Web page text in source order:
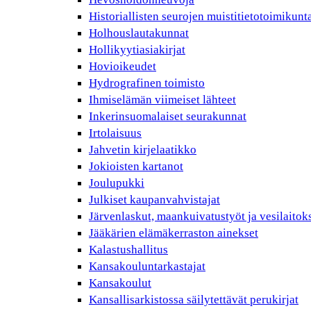
Historiallisten seurojen
Holhouslautakunnat
Hollikyytiasiakirjat
Hovioikeudet
Hydrografinen toimisto
Ihmiselämän viimeiset lähteet
Inkerinsuomalaiset seurakunnat
Irtolaisuus
Jahvetin kirjelaatikko
Jokioisten kartanot
Joulupukki
Julkiset kaupanvahvistajat
Järvenlaskut, maankuivatustyöt ja
Jääkärien elämäkerraston ainekset
Kalastushallitus
Kansakouluntarkastajat
Kansakoulut
Kansallisarkistossa säilytettävät perukirjat